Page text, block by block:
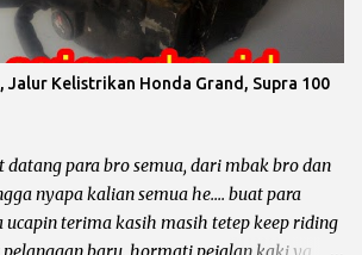
ini. Contoh Yamaha Crypton ukuran
berarti : Overize 25 piston standar diameter
diameter piston menjadi 49,25 mm.
diameter ditambah 0.50 mm maka
49,50 mm. Overize 75 piston standar
mm maka diameter piston menjadi 49,75
Kelistrikan Honda Grand, Supra 100
datang para bro semua, dari mbak bro dan
nyapa kalian semua he.... buat para
ucapin terima kasih masih tetep keep riding